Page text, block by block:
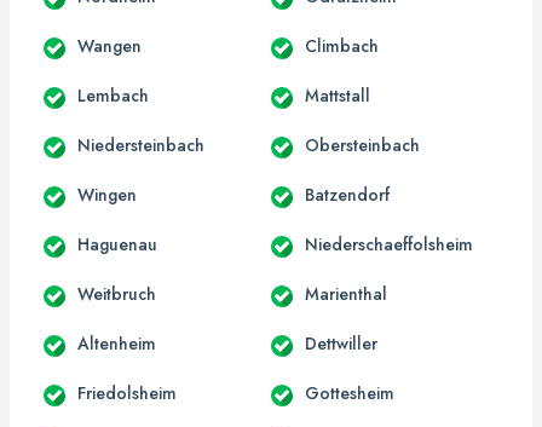
Wangen Climbach
Lembach Mattstall
Niedersteinbach Obersteinbach
Wingen Batzendorf
Haguenau Niederschaeffolsheim
Weitbruch Marienthal
Altenheim Dettwiller
Friedolsheim Gottesheim